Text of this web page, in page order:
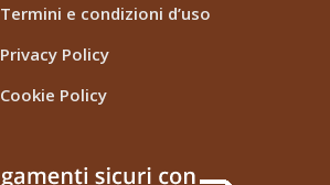
Termini e condizioni d’uso
Privacy Policy
Cookie Policy